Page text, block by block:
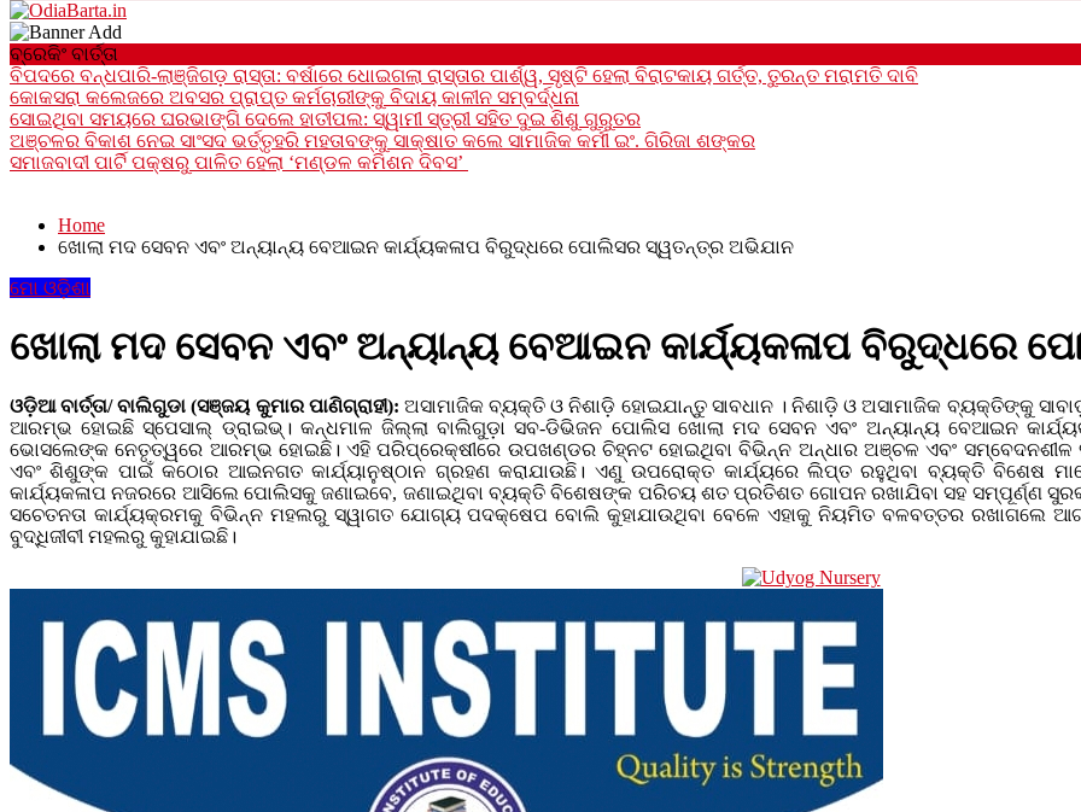
OdiaBarta.in
24x7News&Views
ବ୍ରେକିଂ ବାର୍ତ୍ତା
ବିପଦରେ ବନ୍ଧପାରି-ଲାଞ୍ଜିଗଡ଼ ରାସ୍ତା: ବର୍ଷାରେ ଧୋଇଗଲା ରାସ୍ତାର ପାର୍ଶ୍ୱ, ସୃଷ୍ଟି ହେଲା ବିରାଟକାୟ ଗର୍ତ୍ତ, ତୁରନ୍ତ ମରାମତି ଦାବି
କୋକସରା କଲେଜରେ ଅବସର ପ୍ରାପ୍ତ କର୍ମଚାରୀଙ୍କୁ ବିଦାୟ କାଳୀନ ସମ୍ବର୍ଦ୍ଧନା
ସୋଇଥିବା ସମୟରେ ଘରଭାଙ୍ଗି ଦେଲେ ହାତୀପଲ: ସ୍ୱାମୀ ସ୍ତ୍ରୀ ସହିତ ଦୁଇ ଶିଶୁ ଗୁରୁତର
ଅଞ୍ଚଳର ବିକାଶ ନେଇ ସାଂସଦ ଭର୍ତ୍ତୃହରି ମହତାବଙ୍କୁ ସାକ୍ଷାତ କଲେ ସାମାଜିକ କର୍ମୀ ଇଂ. ଗିରିଜା ଶଙ୍କର
ସମାଜବାଦୀ ପାର୍ଟି ପକ୍ଷରୁ ପାଳିତ ହେଲା ‘ମଣ୍ଡଳ କମିଶନ ଦିବସ’
Home
ଖୋଲା ମଦ ସେବନ ଏବଂ ଅନ୍ୟାନ୍ୟ ବେଆଇନ କାର୍ଯ୍ୟକଳାପ ବିରୁଦ୍ଧରେ ପୋଲିସର ସ୍ୱତନ୍ତ୍ର ଅଭିଯାନ
ମୋ ଓଡ଼ିଶା
ଖୋଲା ମଦ ସେବନ ଏବଂ ଅନ୍ୟାନ୍ୟ ବେଆଇନ କାର୍ଯ୍ୟକଳାପ ବିରୁଦ୍ଧରେ
ଓଡ଼ିଆ ବାର୍ତ୍ତା/ ବାଲିଗୁଡା (ସଞ୍ଜୟ କୁମାର ପାଣିଗ୍ରାହୀ): ଅସାମାଜିକ ବ୍ୟକ୍ତି ଓ ନିଶାଡ଼ି ହୋଇଯାନ୍ତୁ ସାବଧାନ । ନିଶାଡ଼ି ଓ ଅସାମାଜିକ ବ୍ୟକ୍ତିଙ୍କୁ
ଆରମ୍ଭ ହୋଇଛି ସ୍ପେସାଲ୍ ଡ୍ରାଇଭ୍। କନ୍ଧମାଳ ଜିଲ୍ଲା ବାଲିଗୁଡ଼ା ସବ-ଡିଭିଜନ ପୋଲିସ ଖୋଲା ମଦ ସେବନ ଏବଂ ଅନ୍ୟାନ୍ୟ ବେଆଇନ
ଭୋସଲେଙ୍କ ନେତୃତ୍ୱରେ ଆରମ୍ଭ ହୋଇଛି। ଏହି ପରିପ୍ରେକ୍ଷୀରେ ଉପଖଣ୍ଡର ଚିହ୍ନଟ ହୋଇଥିବା ବିଭିନ୍ନ ଅନ୍ଧାର ଅଞ୍ଚଳ ଏବଂ ସମ୍ବେଦନଶୀଳ
ଏବଂ ଶିଶୁଙ୍କ ପାଇଁ କଠୋର ଆଇନଗତ କାର୍ଯ୍ୟାନୁଷ୍ଠାନ ଗ୍ରହଣ କରାଯାଉଛି। ଏଣୁ ଉପରୋକ୍ତ କାର୍ଯ୍ୟରେ ଲିପ୍ତ ରହୁଥିବା ବ୍ୟକ୍ତି ବିଶେଷ
କାର୍ଯ୍ୟକଳାପ ନଜରରେ ଆସିଲେ ପୋଲିସକୁ ଜଣାଇବେ, ଜଣାଇଥିବା ବ୍ୟକ୍ତି ବିଶେଷଙ୍କ ପରିଚୟ ଶତ ପ୍ରତିଶତ ଗୋପନ ରଖାଯିବା ସହ ସମ୍ପୂର୍ଣ୍ଣ
ସଚେତନତା କାର୍ଯ୍ୟକ୍ରମକୁ ବିଭିନ୍ନ ମହଲରୁ ସ୍ୱାଗତ ଯୋଗ୍ୟ ପଦକ୍ଷେପ ବୋଲି କୁହାଯାଉଥିବା ବେଳେ ଏହାକୁ ନିୟମିତ ବଳବତ୍ତର ରଖାଗଲେ
ବୁଦ୍ଧିଜୀବୀ ମହଲରୁ କୁହାଯାଇଛି।